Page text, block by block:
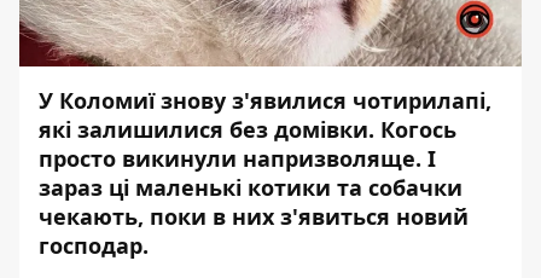
У Коломиї знову з'явилися чотирилапі,
які залишилися без домівки. Когось
просто викинули напризволяще. І
зараз ці маленькі котики та собачки
чекають, поки в них з'явиться новий
господар.